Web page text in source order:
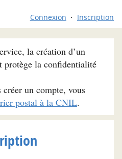
Connexion Inscription
la création d’un
protège la confidentialité
créer un compte, vous
postal à la CNIL.